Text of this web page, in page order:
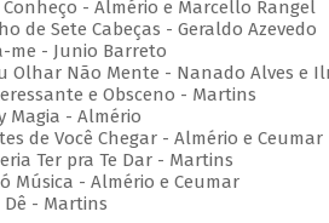
Conheço - Almério e Marcello Rangel
de Sete Cabeças - Geraldo Azevedo
me - Junio Barreto
Olhar Não Mente - Nanado Alves e
e Obsceno - Martins
Magia - Almério
de Você Chegar - Almério e Ceumar
Ter pra Te Dar - Martins
Música - Almério e Ceumar
Dê - Martins